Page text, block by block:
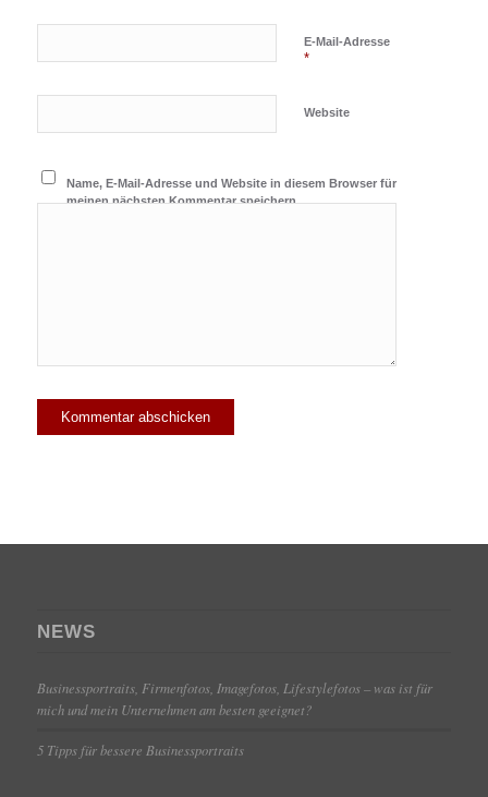
E-Mail-Adresse
*
Website
Name, E-Mail-Adresse und Website in diesem Browser für
meinen nächsten Kommentar speichern.
NEWS
Businessportraits, Firmenfotos, Imagefotos, Lifestylefotos – was ist für
mich und mein Unternehmen am besten geeignet?
5 Tipps für bessere Businessportraits